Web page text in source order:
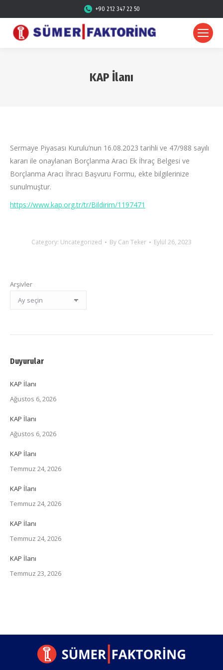
+90 212 347 22 50
KAP İlanı
Sermaye Piyasası Kurulu’nun 16.08.2023 tarihli ve 47/988 sayılı
kararı ile onaylanan Borçlanma Aracı Ek İhraç Belgesi ve
Borçlanma Aracı İhracı Başvuru Formu, ekte bilgilerinize
sunulmuştur.
https://www.kap.org.tr/tr/Bildirim/1197471
Category: Uncategorized By Can Teker Eylül 26, 2023
Arşivler
Duyurular
KAP İlanı
Ağustos 6, 2026
KAP İlanı
Ağustos 6, 2026
KAP İlanı
Temmuz 24, 2026
KAP İlanı
Temmuz 24, 2026
KAP İlanı
Temmuz 24, 2026
KAP İlanı
Temmuz 23, 2026